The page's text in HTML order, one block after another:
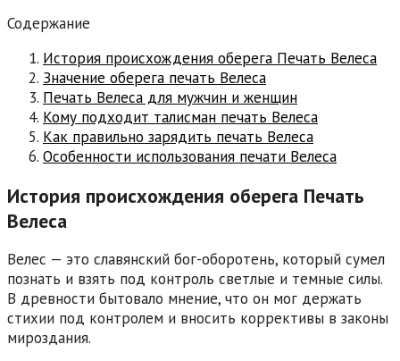
Содержание
История происхождения оберега Печать Велеса
Значение оберега печать Велеса
Печать Велеса для мужчин и женщин
Кому подходит талисман печать Велеса
Как правильно зарядить печать Велеса
Особенности использования печати Велеса
История происхождения оберега Печать
Велеса
Велес — это славянский бог-оборотень, который сумел
познать и взять под контроль светлые и темные силы.
В древности бытовало мнение, что он мог держать
стихии под контролем и вносить коррективы в законы
мироздания.